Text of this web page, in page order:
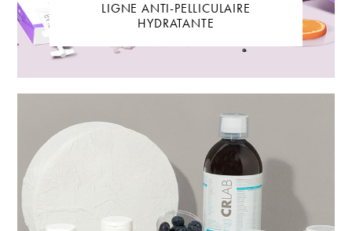
LIGNE ANTI-PELLICULAIRE
HYDRATANTE